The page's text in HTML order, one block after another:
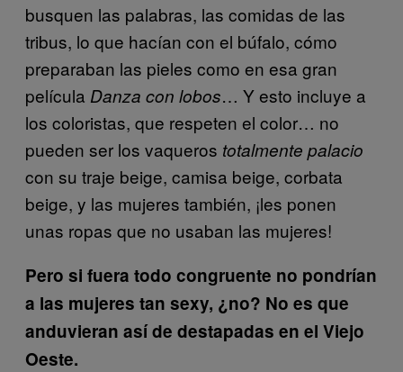
busquen las palabras, las comidas de las
tribus, lo que hacían con el búfalo, cómo
preparaban las pieles como en esa gran
película Danza con lobos… Y esto incluye a
los coloristas, que respeten el color… no
pueden ser los vaqueros totalmente palacio
con su traje beige, camisa beige, corbata
beige, y las mujeres también, ¡les ponen
unas ropas que no usaban las mujeres!
Pero si fuera todo congruente no pondrían
a las mujeres tan sexy, ¿no? No es que
anduvieran así de destapadas en el Viejo
Oeste.